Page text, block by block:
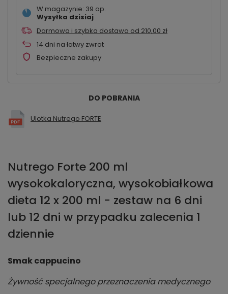
W magazynie: 39 op.
Wysyłka dzisiaj
Darmowa i szybka dostawa od 210,00 zł
14 dni na łatwy zwrot
Bezpieczne zakupy
DO POBRANIA
Ulotka Nutrego FORTE
Nutrego Forte 200 ml
wysokokaloryczna, wysokobiałkowa
dieta 12 x 200 ml - zestaw na 6 dni
lub 12 dni w przypadku zalecenia 1
dziennie
Smak cappucino
Żywność specjalnego przeznaczenia medycznego